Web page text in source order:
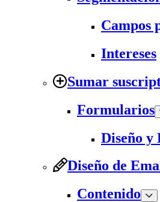
Campos
Intereses
Sumar
Formularios
Diseño y
Diseño de
Contenido